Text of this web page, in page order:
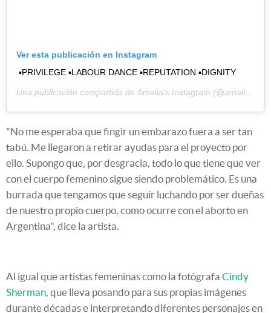
Ver esta publicación en Instagram
▪️PRIVILEGE ▪️LABOUR DANCE ▪️REPUTATION ▪️DIGNITY
Una publicación compartida de Amalia's Instagram (@amaliaulman) el
"No me esperaba que fingir un embarazo fuera a ser tan
tabú. Me llegaron a retirar ayudas para el proyecto por
ello. Supongo que, por desgracia, todo lo que tiene que ver
con el cuerpo femenino sigue siendo problemático. Es una
burrada que tengamos que seguir luchando por ser dueñas
de nuestro propio cuerpo, como ocurre con el aborto en
Argentina", dice la artista.
Al igual que artistas femeninas como la fotógrafa Cindy
Sherman, que lleva posando para sus propias imágenes
durante décadas e interpretando diferentes personajes en